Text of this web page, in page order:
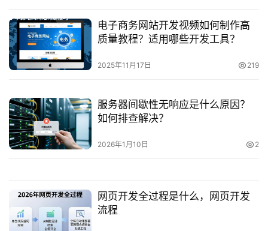
电子商务网站开发视频如何制作高
质量教程？适用哪些开发工具？
2025年11月17日 219
服务器间歇性无响应是什么原因？
如何排查解决？
2026年1月10日 2
网页开发全过程是什么，网页开发
流程